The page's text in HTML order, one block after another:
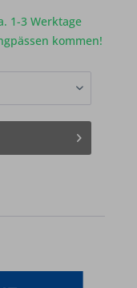
1-3 Werktage
kommen!